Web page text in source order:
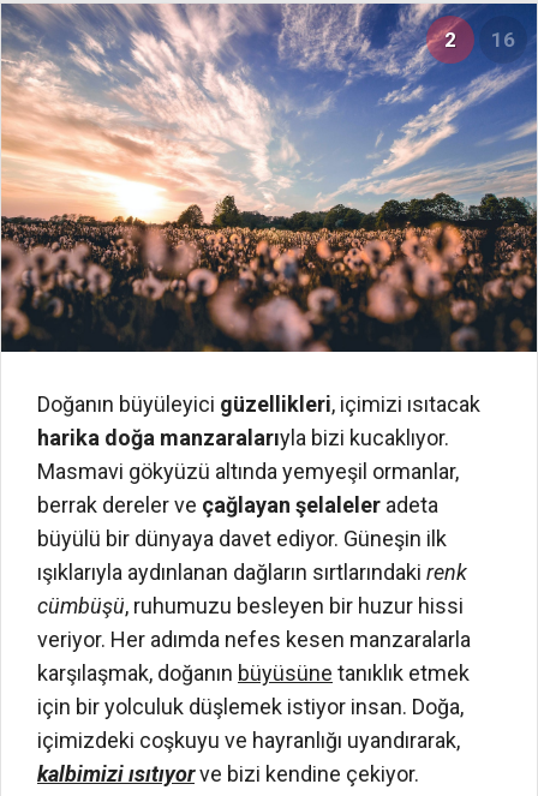
2 16
Doğanın büyüleyici güzellikleri, içimizi ısıtacak
harika doğa manzaralarıyla bizi kucaklıyor.
Masmavi gökyüzü altında yemyeşil ormanlar,
berrak dereler ve çağlayan şelaleler adeta
büyülü bir dünyaya davet ediyor. Güneşin ilk
ışıklarıyla aydınlanan dağların sırtlarındaki renk
cümbüşü, ruhumuzu besleyen bir huzur hissi
veriyor. Her adımda nefes kesen manzaralarla
karşılaşmak, doğanın büyüsüne tanıklık etmek
için bir yolculuk düşlemek istiyor insan. Doğa,
içimizdeki coşkuyu ve hayranlığı uyandırarak,
kalbimizi ısıtıyorve bizi kendine çekiyor.